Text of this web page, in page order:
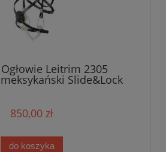
Leitrim 2305
Slide&Lock
850,00 zł
do koszyka